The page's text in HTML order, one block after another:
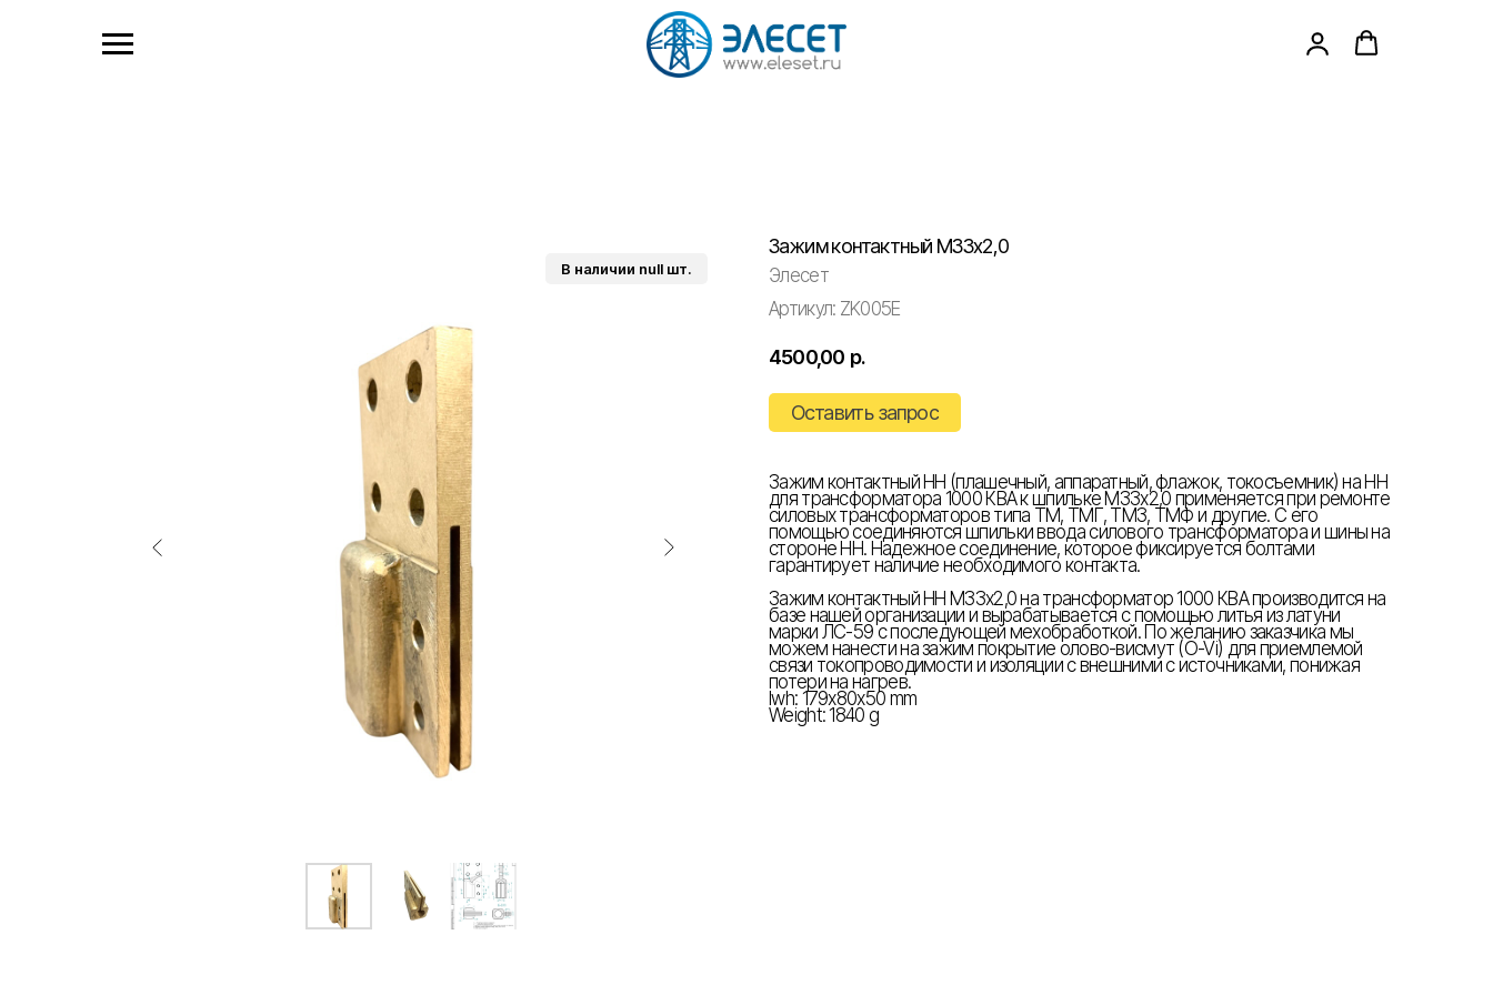
Зажим контактный М33х2,0
Элесет
Артикул: ZK005E
4500,00 р.
Оставить запрос
Зажим контактный НН (плашечный, аппаратный, флажок, токосъемник) на НН
для трансформатора 1000 КВА к шпильке М33х2,0 применяется при ремонте
силовых трансформаторов типа ТМ, ТМГ, ТМЗ, ТМФ и другие. С его
помощью соединяются шпильки ввода силового трансформатора и шины на
стороне НН. Надежное соединение, которое фиксируется болтами
гарантирует наличие необходимого контакта.
Зажим контактный НН М33х2,0 на трансформатор 1000 КВА производится на
базе нашей организации и вырабатывается с помощью литья из латуни
марки ЛС-59 с последующей мехобработкой. По желанию заказчика мы
можем нанести на зажим покрытие олово-висмут (O-Vi) для приемлемой
связи токопроводимости и изоляции с внешними с источниками, понижая
потери на нагрев.
lwh: 179x80x50 mm
Weight: 1840 g